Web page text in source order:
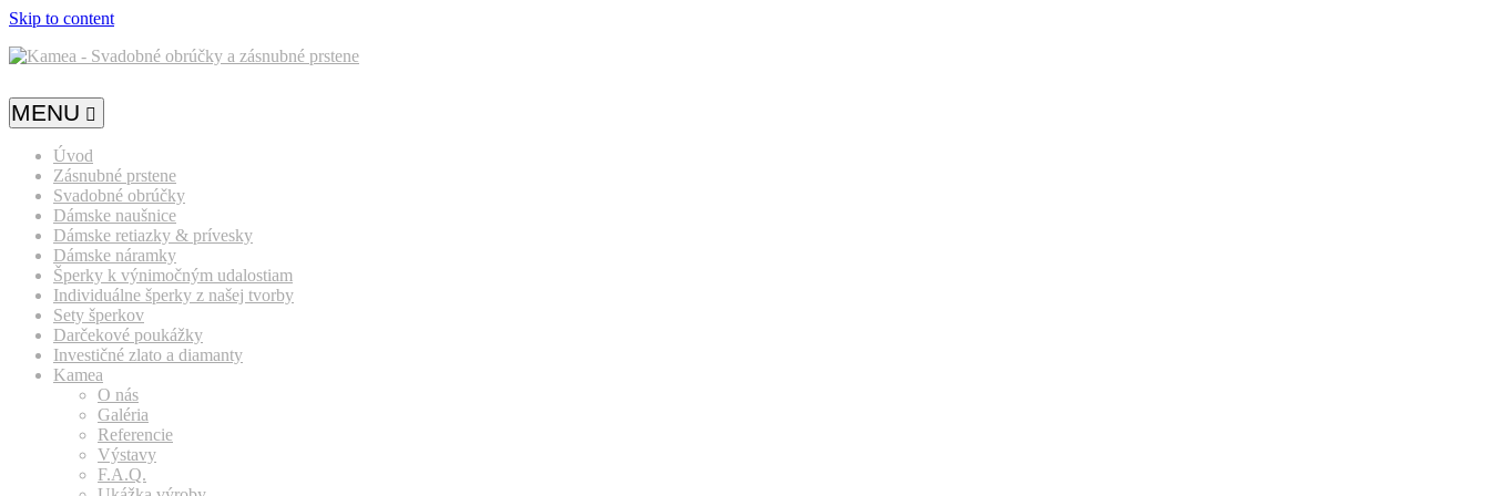
Skip to content
MENU
Úvod
Zásnubné prstene
Svadobné obrúčky
Dámske naušnice
Dámske retiazky & prívesky
Dámske náramky
Šperky k výnimočným udalostiam
Individuálne šperky z našej tvorby
Sety šperkov
Darčekové poukážky
Investičné zlato a diamanty
Kamea
O nás
Galéria
Referencie
Výstavy
F.A.Q.